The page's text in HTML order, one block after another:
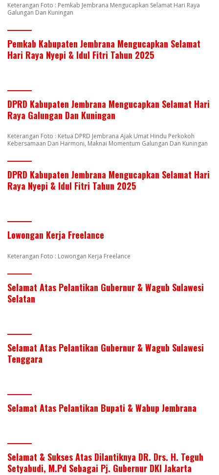
Keterangan Foto : Pemkab Jembrana Mengucapkan Selamat Hari Raya
Galungan Dan Kuningan
Pemkab Kabupaten Jembrana Mengucapkan Selamat
Hari Raya Nyepi & Idul Fitri Tahun 2025
DPRD Kabupaten Jembrana Mengucapkan Selamat Hari
Raya Galungan Dan Kuningan
Keterangan Foto : Ketua DPRD Jembrana Ajak Umat Hindu Perkokoh
Kebersamaan Dan Harmoni, Maknai Momentum Galungan Dan Kuningan
DPRD Kabupaten Jembrana Mengucapkan Selamat Hari
Raya Nyepi & Idul Fitri Tahun 2025
Lowongan Kerja Freelance
Keterangan Foto : Lowongan Kerja Freelance
Selamat Atas Pelantikan Gubernur & Wagub Sulawesi
Selatan
Selamat Atas Pelantikan Gubernur & Wagub Sulawesi
Tenggara
Selamat Atas Pelantikan Bupati & Wabup Jembrana
Selamat & Sukses Atas Dilantiknya DR. Drs. H. Teguh
Setyabudi, M.Pd Sebagai Pj. Gubernur DKI Jakarta